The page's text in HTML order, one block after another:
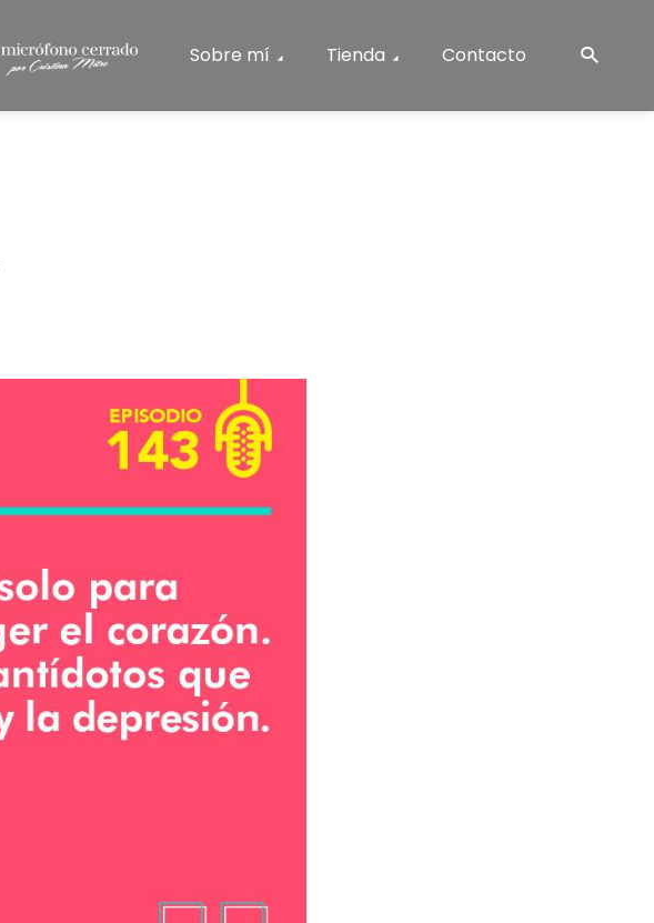
Sobre mí Tienda Contacto